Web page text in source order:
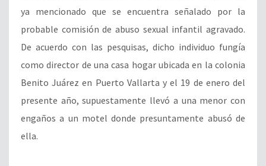
ya mencionado que se encuentra señalado por la
probable comisión de abuso sexual infantil agravado.
De acuerdo con las pesquisas, dicho individuo fungía
como director de una casa hogar ubicada en la colonia
Benito Juárez en Puerto Vallarta y el 19 de enero del
presente año, supuestamente llevó a una menor con
engaños a un motel donde presuntamente abusó de
ella.